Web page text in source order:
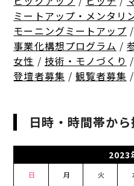
ミートアップ・メンタリ
モーニングミートアップ /
事業化構想プログラム /
女性 / 技術・モノづくり /
登壇者募集 / 観覧者募集 /
日時・時間帯から
2023
日 月 火